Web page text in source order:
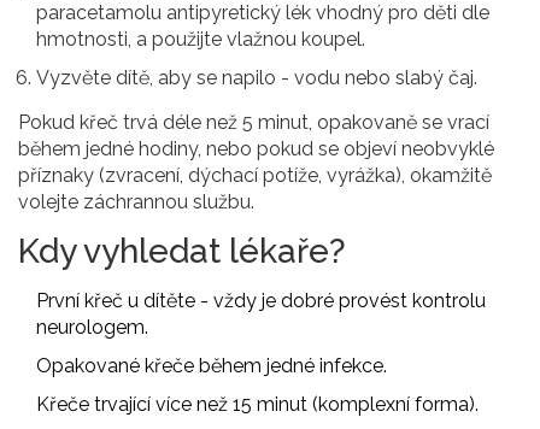
paracetamolu antipyretický lék vhodný pro děti dle
hmotnosti, a použijte vlažnou koupel.
Vyzvěte dítě, aby se napilo - vodu nebo slabý čaj.
Pokud křeč trvá déle než 5 minut, opakovaně se vrací
během jedné hodiny, nebo pokud se objeví neobvyklé
příznaky (zvracení, dýchací potíže, vyrážka), okamžitě
volejte záchrannou službu.
Kdy vyhledat lékaře?
První křeč u dítěte - vždy je dobré provést kontrolu
neurologem.
Opakované křeče během jedné infekce.
Křeče trvající více než 15 minut (komplexní forma).